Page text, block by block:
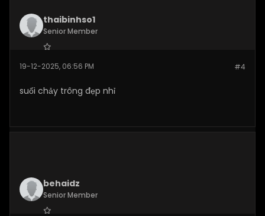
thaibinhso1
Senior Member
Posts:282 #4
19-12-2025, 06:56 PM
suối chảy trông đẹp nhỉ
behaidz
Senior Member